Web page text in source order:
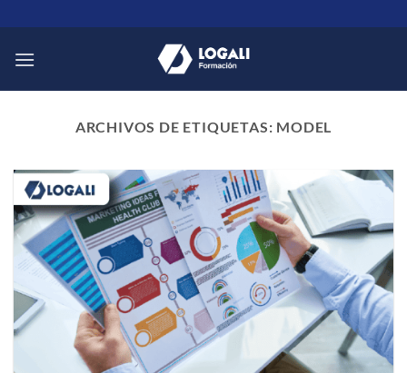
al
contenido
ARCHIVOS DE ETIQUETAS: MODEL